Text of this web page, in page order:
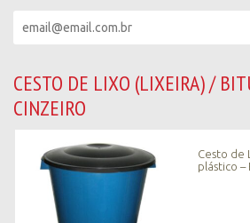
b
a
CESTO DE LIXO (LIXEIRA) /
CINZEIRO
Cesto de
plástico –